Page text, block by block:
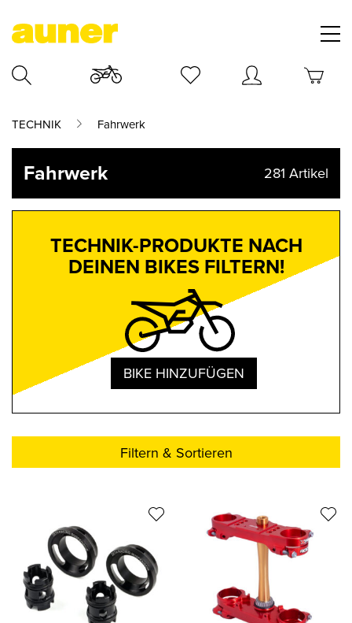
TECHNIK Fahrwerk
Fahrwerk 281 Artikel
TECHNIK-PRODUKTE NACH
DEINEN BIKES FILTERN!
BIKE HINZUFÜGEN
Filtern & Sortieren